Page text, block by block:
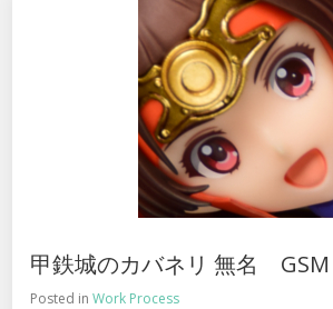
甲鉄城のカバネリ 無名 GSM
Posted inWork Process